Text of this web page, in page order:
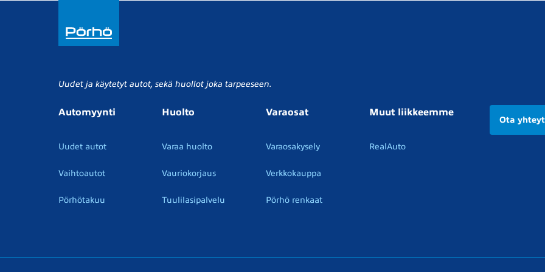
Uudet ja käytetyt autot, sekä huollot joka tarpeeseen.
Automyynti
Uudet autot
Vaihtoautot
Pörhötakuu
Huolto
Varaa huolto
Vauriokorjaus
Tuulilasipalvelu
Varaosat
Varaosakysely
Verkkokauppa
Pörhö renkaat
Muut liikkeemme
RealAuto
Ota